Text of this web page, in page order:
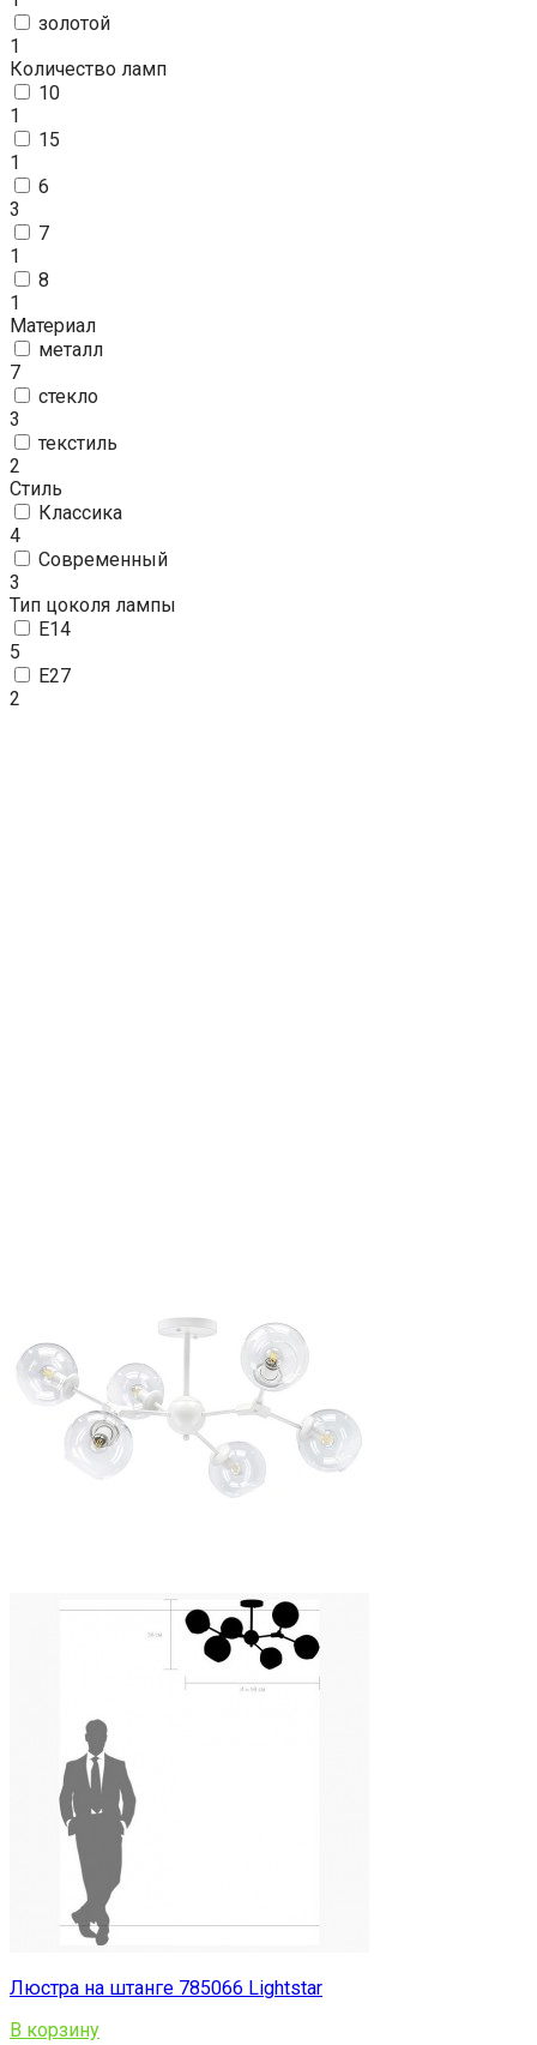
золотой
1
Количество ламп
10
1
15
1
6
3
7
1
8
1
Материал
металл
7
стекло
3
текстиль
2
Стиль
Классика
4
Современный
3
Тип цоколя лампы
E14
5
E27
2
Люстра на штанге 785066 Lightstar
В корзину